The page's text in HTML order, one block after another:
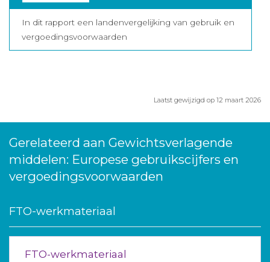
In dit rapport een landenvergelijking van gebruik en
vergoedingsvoorwaarden
Laatst gewijzigd op 12 maart 2026
Gerelateerd aan Gewichtsverlagende
middelen: Europese gebruikscijfers en
vergoedingsvoorwaarden
FTO-werkmateriaal
FTO-werkmateriaal